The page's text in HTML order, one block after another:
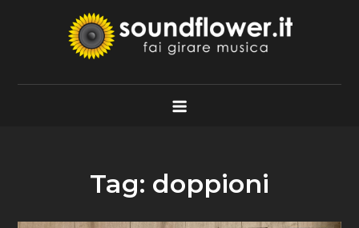
Soundflower.it
Fai Girare Musica
Tag: doppioni